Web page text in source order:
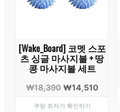
[Wake_Board] 코멧 스포
츠 싱글 마사지볼 + 땅
콩 마사지볼 세트
₩18,390 원
가
₩14,510현
쿠팡 최저가 확인하기